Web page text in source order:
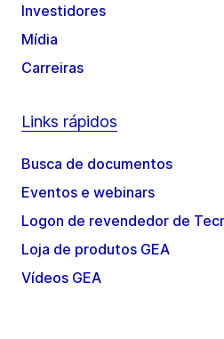
Investidores
Mídia
Carreiras
Links rápidos
Busca de documentos
Eventos e webinars
Logon de revendedor de
Loja de produtos GEA
Vídeos GEA